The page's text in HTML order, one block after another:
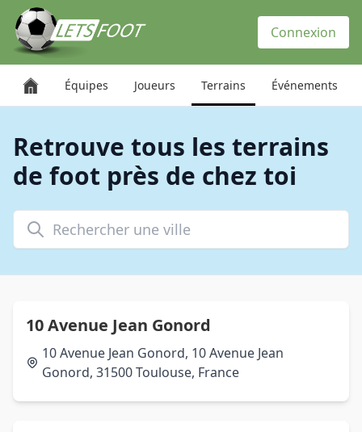
Connexion
Équipes Joueurs Terrains Événements
Retrouve tous les terrains
de foot près de chez toi
Rechercher une ville
10 Avenue Jean Gonord
10 Avenue Jean Gonord, 10 Avenue Jean
Gonord, 31500 Toulouse, France
Panneau de gestion des cookies